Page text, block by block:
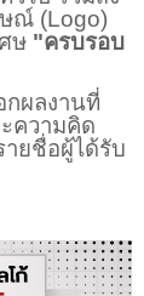
ษณ์ (Logo)
ษ "ครบรอบ
ผลงานที่
ความคิด
ายชื่อผู้ได้รับ